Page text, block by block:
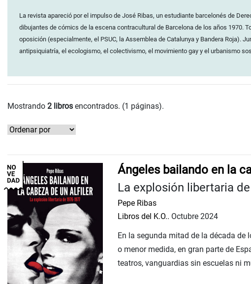
La revista apareció por el impulso de José Ribas, un estudiante barcelonés de
dibujantes de cómics de la escena contracultural de Barcelona de los años 1970.
oposición (especialmente, el PSUC, la Assemblea de Catalunya y Bandera Roja).
antipsiquiatría, el ecologismo, el colectivismo, el movimiento gay y el urbanismo
Mostrando 2 libros encontrados. (1 páginas).
Ángeles bailando en la
La explosión libertaria
Pepe Ribas
Libros del K.O.. Octubre 2024
En la segunda mitad de la década de
o menor medida, en gran parte de
teatros, vanguardias sin escuelas ni